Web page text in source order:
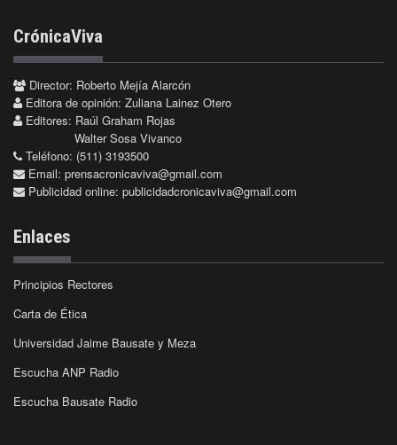
CrónicaViva
Director: Roberto Mejía Alarcón
Editora de opinión: Zuliana Lainez Otero
Editores: Raúl Graham Rojas
Walter Sosa Vivanco
Teléfono: (511) 3193500
Email: prensacronicaviva@gmail.com
Publicidad online: publicidadcronicaviva@gmail.com
Enlaces
Principios Rectores
Carta de Ética
Universidad Jaime Bausate y Meza
Escucha ANP Radio
Escucha Bausate Radio